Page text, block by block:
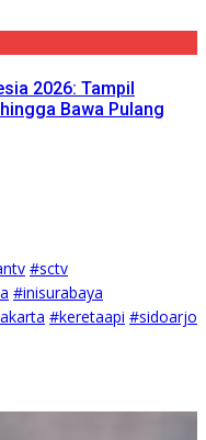
2026: Tampil
Bawa Pulang
#sctv
#inisurabaya
#keretaapi #sidoarjo